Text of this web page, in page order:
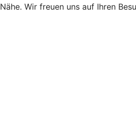
Nähe. Wir freuen uns auf Ihren